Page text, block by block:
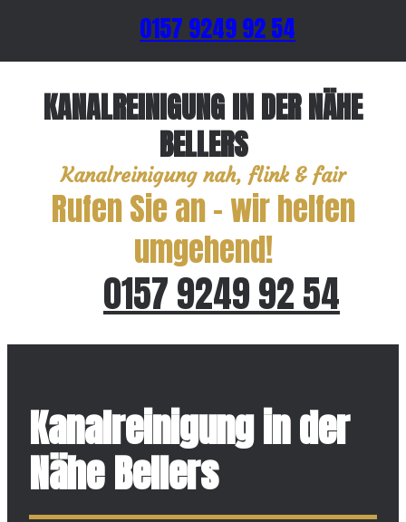
0157 9249 92 54
KANALREINIGUNG IN DER NÄHE
BELLERS
Kanalreinigung nah, flink & fair
Rufen Sie an – wir helfen
umgehend!
0157 9249 92 54
Kanalreinigung in der
Nähe Bellers